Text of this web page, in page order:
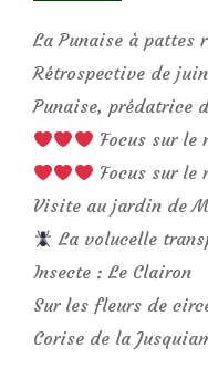
La Punaise à pattes
Rétrospective de
Punaise, prédatrice
Focus sur le
Focus sur le
Visite au jardin de
La volucelle
Insecte : Le Clairon
Sur les fleurs de
Corise de la